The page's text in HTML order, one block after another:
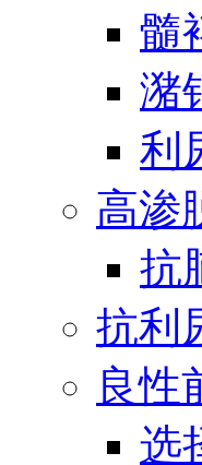
髓
潴
利
高渗
抗
抗利
良性
选